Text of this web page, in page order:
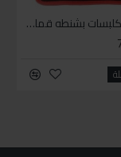
طقم حل كلبسات بشنطه قماش ١٩ قطعه للخدمات الشاقهطقم حل كلبسات بشنطه قماش ١٩ قطعه للخدمات الشاقه